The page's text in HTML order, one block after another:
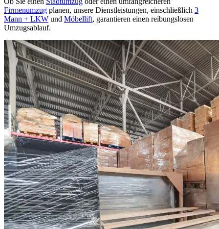
Firmenumzug planen, unsere Dienstleistungen, einschließlich 3
Mann + LKW und Möbellift, garantieren einen reibungslosen
Umzugsablauf.